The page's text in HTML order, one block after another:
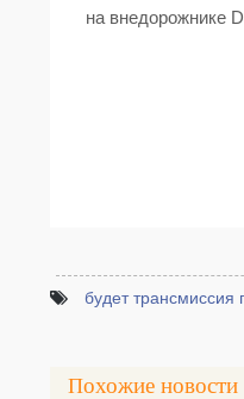
на внедорожнике
будет трансмиссия
Похожие новости